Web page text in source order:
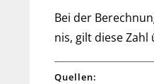
Bei der
nis, gilt diese
Quellen: